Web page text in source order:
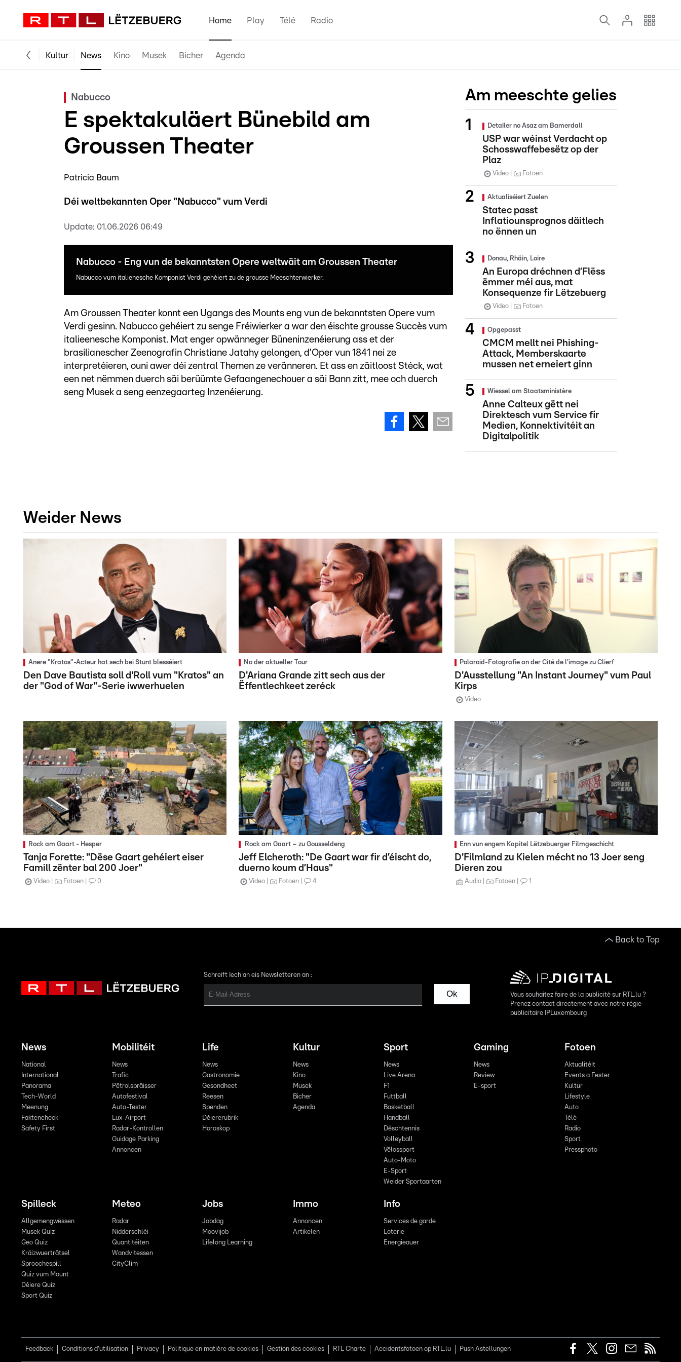
Home Play Télé Radio
Kultur News Kino Musek Bicher Agenda
Nabucco
E spektakuläert Bünebild am
Groussen Theater
Patricia Baum
Déi weltbekannten Oper "Nabucco" vum Verdi
Update: 01.06.2026 06:49
Nabucco - Eng vun de bekanntsten Opere weltwäit am Groussen Theater
Nabucco vum italienesche Komponist Verdi gehéiert zu de grousse Meeschterwierker.
Am Groussen Theater konnt een Ugangs des Mounts eng vun de bekanntsten Opere vum
Verdi gesinn. Nabucco gehéiert zu senge Fréiwierker a war den éischte grousse Succès vum
italieenesche Komponist. Mat enger opwänneger Büneninzenéierung ass et der
brasilianescher Zeenografin Christiane Jatahy gelongen, d’Oper vun 1841 nei ze
interpretéieren, ouni awer déi zentral Themen ze veränneren. Et ass en zäitloost Stéck, wat
een net nëmmen duerch säi berüümte Gefaangenechouer a säi Bann zitt, mee och duerch
seng Musek a seng eenzegaarteg Inzenéierung.
Am meeschte gelies
Detailer no Asaz am Bamerdall
USP war wéinst Verdacht op
Schosswaffebesëtz op der
Plaz
Video Fotoen
Aktualiséiert Zuelen
Statec passt
Inflatiounsprognos däitlech
no ënnen un
Donau, Rhäin, Loire
An Europa dréchnen d’Flëss
ëmmer méi aus, mat
Konsequenze fir Lëtzebuerg
Video Fotoen
Opgepasst
CMCM mellt nei Phishing-
Attack, Memberskaarte
mussen net erneiert ginn
Wiessel am Staatsministère
Anne Calteux gëtt nei
Direktesch vum Service fir
Medien, Konnektivitéit an
Digitalpolitik
Weider News
Anere "Kratos"-Acteur hat sech bei Stunt blesséiert
Den Dave Bautista soll d'Roll vum "Kratos" an
der "God of War"-Serie iwwerhuelen
No der aktueller Tour
D'Ariana Grande zitt sech aus der
Ëffentlechkeet zeréck
Polaroid-Fotografie an der Cité de l'image zu Clierf
D'Ausstellung "An Instant Journey" vum Paul
Kirps
Video
Rock am Gaart - Hesper
Tanja Forette: "Dëse Gaart gehéiert eiser
Famill zënter bal 200 Joer"
Video Fotoen 0
Rock am Gaart – zu Gousseldeng
Jeff Elcheroth: "De Gaart war fir d’éischt do,
duerno koum d’Haus"
Video Fotoen 4
Enn vun engem Kapitel Lëtzebuerger Filmgeschicht
D'Filmland zu Kielen mécht no 13 Joer seng
Dieren zou
Audio Fotoen 1
Back to Top
Schreift Iech an eis Newsletteren an :
Ok
Vous souhaitez faire de la publicité sur RTL.lu ?
Prenez contact directement avec notre régie
publicitaire IPLuxembourg
News
National
International
Panorama
Tech-World
Meenung
Faktencheck
Safety First
Mobilitéit
News
Trafic
Pëtrolspräisser
Autofestival
Auto-Tester
Lux-Airport
Radar-Kontrollen
Guidage Parking
Annoncen
Life
News
Gastronomie
Gesondheet
Reesen
Spenden
Déiererubrik
Horoskop
Kultur
News
Kino
Musek
Bicher
Agenda
Sport
News
Live Arena
F1
Futtball
Basketball
Handball
Dëschtennis
Volleyball
Vëlossport
Auto-Moto
E-Sport
Weider Sportaarten
Gaming
News
Review
E-sport
Fotoen
Aktualitéit
Events a Fester
Kultur
Lifestyle
Auto
Télé
Radio
Sport
Pressphoto
Spilleck
Allgemengwëssen
Musek Quiz
Geo Quiz
Kräizwuerträtsel
Sproochespill
Quiz vum Mount
Déiere Quiz
Sport Quiz
Meteo
Radar
Nidderschléi
Quantitéiten
Wandvitessen
CityClim
Jobs
Jobdag
Moovijob
Lifelong Learning
Immo
Annoncen
Artikelen
Info
Services de garde
Loterie
Energieauer
Feedback Conditions d'utilisation Privacy Politique en matière de cookies Gestion des cookies RTL Charte Accidentsfotoen op RTL.lu Push Astellungen